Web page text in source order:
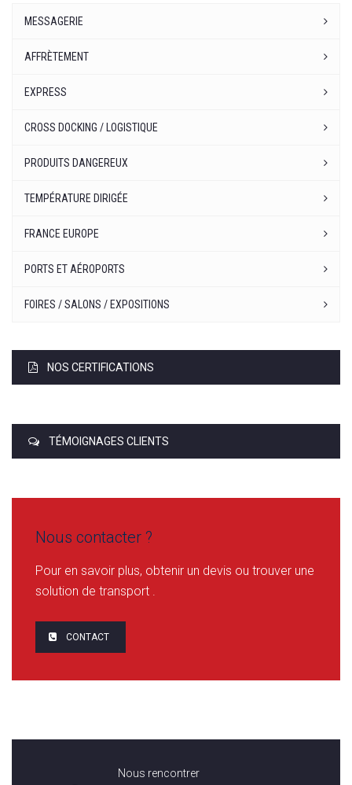
MESSAGERIE
AFFRÈTEMENT
EXPRESS
CROSS DOCKING / LOGISTIQUE
PRODUITS DANGEREUX
TEMPÉRATURE DIRIGÉE
FRANCE EUROPE
PORTS ET AÉROPORTS
FOIRES / SALONS / EXPOSITIONS
NOS CERTIFICATIONS
TÉMOIGNAGES CLIENTS
Nous contacter ?
Pour en savoir plus, obtenir un devis ou trouver une
solution de transport .
CONTACT
Nous rencontrer